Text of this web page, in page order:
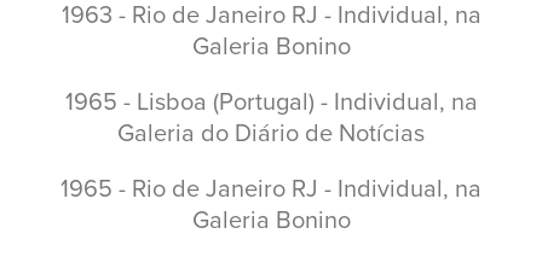
1963 - Rio de Janeiro RJ - Individual, na
Galeria Bonino
1965 - Lisboa (Portugal) - Individual, na
Galeria do Diário de Notícias
1965 - Rio de Janeiro RJ - Individual, na
Galeria Bonino